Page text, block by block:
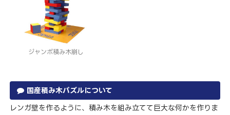
ジャンボ積み木崩し
国産積み木パズルについて
レンガ壁を作るように、積み木を組み立てて巨大な何かを作りま